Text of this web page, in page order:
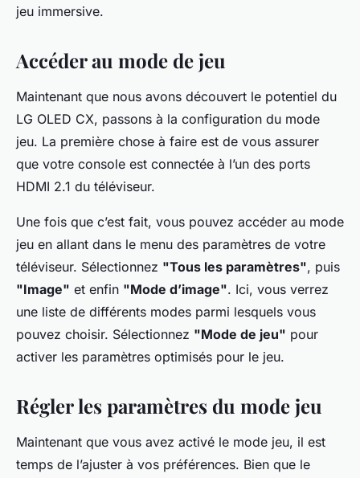
jeu immersive.
Accéder au mode de jeu
Maintenant que nous avons découvert le potentiel du
LG OLED CX, passons à la configuration du mode
jeu. La première chose à faire est de vous assurer
que votre console est connectée à l’un des ports
HDMI 2.1 du téléviseur.
Une fois que c’est fait, vous pouvez accéder au mode
jeu en allant dans le menu des paramètres de votre
téléviseur. Sélectionnez "Tous les paramètres", puis
"Image" et enfin "Mode d’image". Ici, vous verrez
une liste de différents modes parmi lesquels vous
pouvez choisir. Sélectionnez "Mode de jeu" pour
activer les paramètres optimisés pour le jeu.
Régler les paramètres du mode jeu
Maintenant que vous avez activé le mode jeu, il est
temps de l’ajuster à vos préférences. Bien que le